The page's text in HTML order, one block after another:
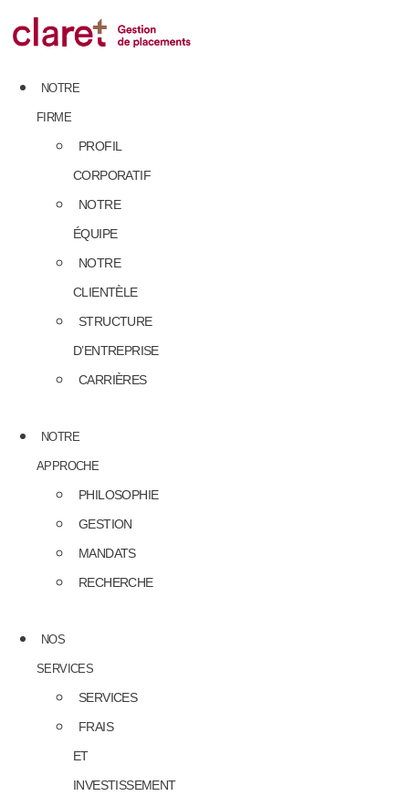
to
NOTRE
FIRME
PROFIL
CORPORATIF
NOTRE
ÉQUIPE
NOTRE
CLIENTÈLE
STRUCTURE
D’ENTREPRISE
CARRIÈRES
NOTRE
APPROCHE
PHILOSOPHIE
GESTION
MANDATS
RECHERCHE
NOS
SERVICES
SERVICES
FRAIS
ET
INVESTISSEMENT